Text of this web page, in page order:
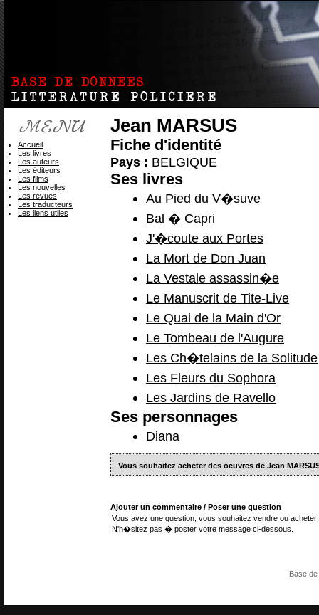
Jean MARSUS
Fiche d'identité
Pays : BELGIQUE
Ses livres
Au Pied du V�suve
Bal � Capri
J'�coute aux Portes
La Mort de Don Juan
La Vestale assassin�e
Le Manuscrit de Tite-Live
Le Quai de la Main d'Or
Le Tombeau de l'Augure
Les Ch�telains de la Solitude
Les Fleurs du Sophora
Les Jardins de Ravello
Ses personnages
Diana
Vous souhaitez acheter des oeuvres de Jean
Ajouter un commentaire / Poser une question
Vous avez une question, vous souhaitez vendre ou
N'h�sitez pas � poster votre message ci-dessous.
Accueil
Les livres
Les auteurs
Les éditeurs
Les films
Les nouvelles
Les revues
Les traducteurs
Les liens utiles
Base